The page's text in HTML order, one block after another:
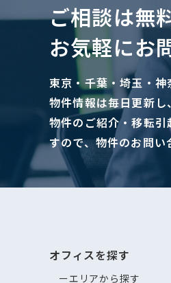
ご相談は無
お気軽にお
東京・千葉・埼玉・神
物件情報は毎日更新し
物件のご紹介・移転
すので、物件のお問い
オフィスを探す
エリアから探す